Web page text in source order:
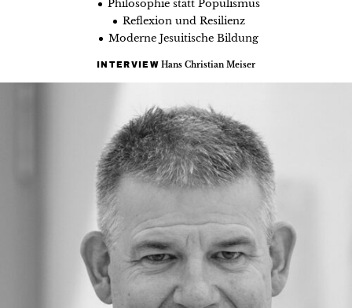
Philosophie statt Populismus
Reflexion und Resilienz
Moderne Jesuitische Bildung
INTERVIEWHans Christian Meiser